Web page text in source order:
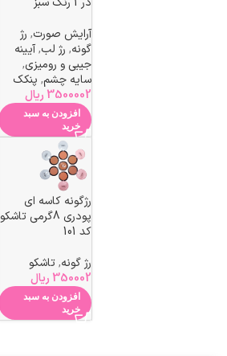
آرایش صورت, رژ
گونه, رژ لب,آیینه
جیبی و رومیزی,
سایه چشم, پنکک
3500002 ریال
افزودن به سبد
خرید
رژگونه کاسه ای
پودری 8گرمی تاشکو
کد 101
رژ گونه,تاشکو
350002 ریال
افزودن به سبد
خرید